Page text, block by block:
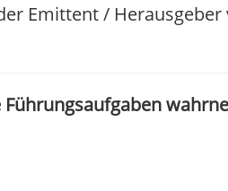
Emittent /
Führungsaufgaben